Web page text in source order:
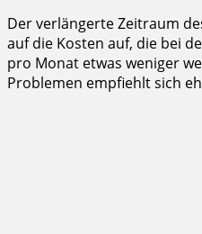
Der verlängerte Zeitraum
auf die Kosten auf, die bei
pro Monat etwas weniger
Problemen empfiehlt sich